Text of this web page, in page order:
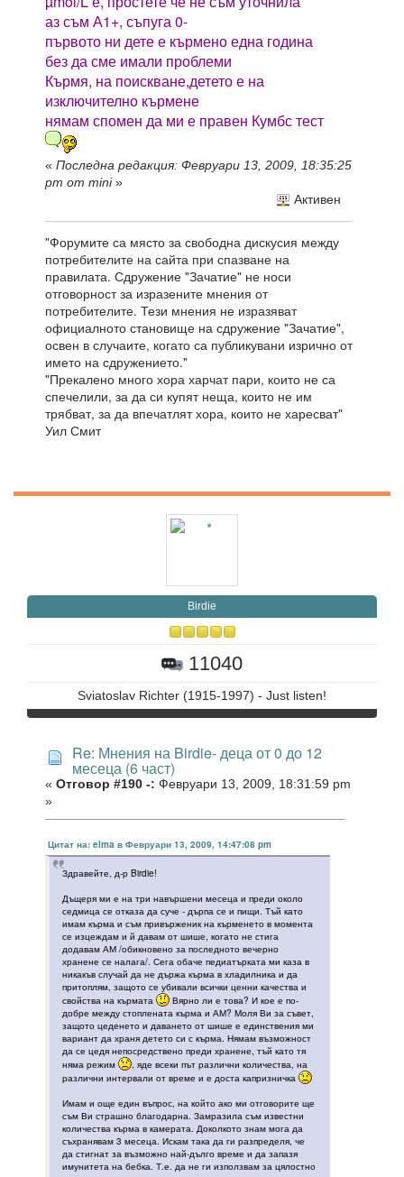
аз съм А1+, съпуга 0-
първото ни дете е кърмено една година
без да сме имали проблеми
Кърмя, на поискване,детето е на
изключително кърмене
нямам спомен да ми е правен Кумбс тест
« Последна редакция: Февруари 13, 2009, 18:35:25
pm от mini»
Активен
"Форумите са място за свободна дискусия между
потребителите на сайта при спазване на
правилата. Сдружение "Зачатие" не носи
отговорност за изразените мнения от
потребителите. Тези мнения не изразяват
официалното становище на сдружение "Зачатие",
освен в случаите, когато са публикувани изрично от
името на сдружението."
"Прекалено много хора харчат пари, които не са
спечелили, за да си купят неща, които не им
трябват, за да впечатлят хора, които не харесват"
Уил Смит
Birdie
11040
Sviatoslav Richter (1915-1997) - Just listen!
Re: Мнения на Birdie- деца от 0 до 12
месеца (6 част)
« Отговор #190 -: Февруари 13, 2009, 18:31:59 pm
»
Цитат на: elma в Февруари 13, 2009, 14:47:08 pm
Здравейте, д-р Birdie!
Дъщеря ми е на три навършени месеца и преди около
седмица се отказа да суче - дърпа се и пищи. Тъй като
имам кърма и съм привърженик на кърменето в момента
се изцеждам и й давам от шише, когато не стига
додавам АМ /обикновено за последното вечерно
хранене се налага/. Сега обаче педиатърката ми каза в
никакъв случай да не държа кърма в хладилника и да
притоплям, защото се убивали всички ценни качества и
свойства на кърмата
Вярно ли е това? И кое е по-
добре между стоплената кърма и АМ? Моля Ви за съвет,
защото цеденето и даването от шише е единствения ми
вариант да храня детето си с кърма. Нямам възможност
да се цедя непосредствено преди хранене, тъй като тя
няма режим
, яде всеки път различни количества, на
различни интервали от време и е доста капризничка
Имам и още един въпрос, на който ако ми отговорите ще
съм Ви страшно благодарна. Замразила съм известни
количества кърма в камерата. Доколкото знам мога да
съхранявам 3 месеца. Искам така да ги разпределя, че
да стигнат за възможно най-дълго време и да запазя
имунитета на бебка. Т.е. да не ги използвам за цялостно